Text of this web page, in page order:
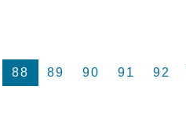
88 89 90 91 92